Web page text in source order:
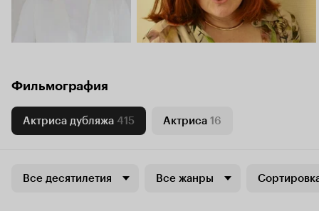
Фильмография
Актриса дубляжа 415 Актриса 16
Все десятилетия Все жанры